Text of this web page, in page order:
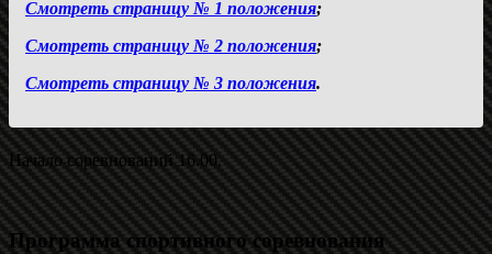
Смотреть страницу № 1 положения;
Смотреть страницу № 2 положения;
Смотреть страницу № 3 положения.
Начало соревнований 16.00.
Программа спортивного соревнования